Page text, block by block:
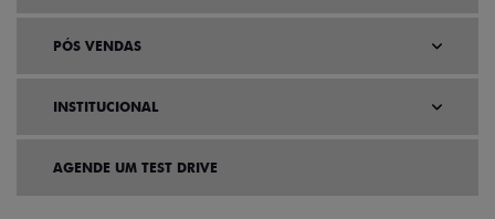
PÓS VENDAS
INSTITUCIONAL
AGENDE UM TEST DRIVE